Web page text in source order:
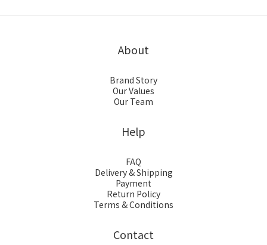
About
Brand Story
Our Values
Our Team
Help
FAQ
Delivery & Shipping
Payment
Return Policy
Terms & Conditions
Contact